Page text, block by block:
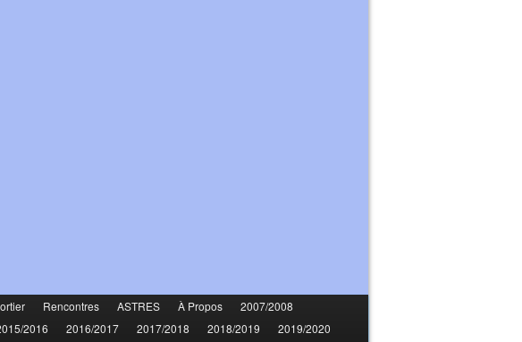
Rencontres ASTRES À Propos
2007/2008
2016 2016/2017 2017/2018 2018/2019
2019/2020